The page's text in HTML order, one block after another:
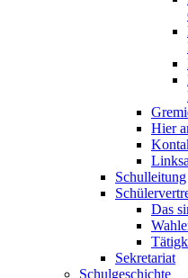
Hier
Schulleitung
Das
Sekretariat
Schulgeschichte